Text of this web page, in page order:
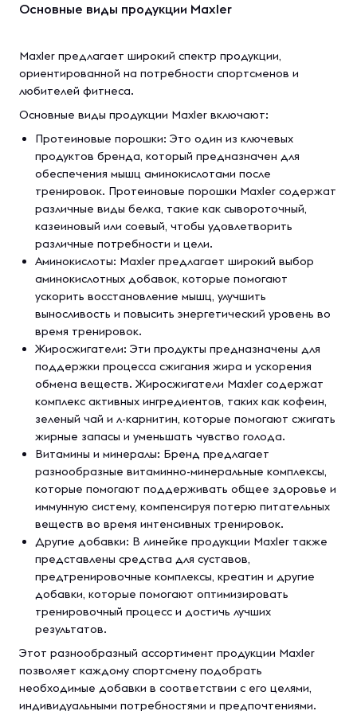
Основные виды продукции Maxler
Maxler предлагает широкий спектр продукции,
ориентированной на потребности спортсменов и
любителей фитнеса.
Основные виды продукции Maxler включают:
Протеиновые порошки: Это один из ключевых
продуктов бренда, который предназначен для
обеспечения мышц аминокислотами после
тренировок. Протеиновые порошки Maxler содержат
различные виды белка, такие как сывороточный,
казеиновый или соевый, чтобы удовлетворить
различные потребности и цели.
Аминокислоты: Maxler предлагает широкий выбор
аминокислотных добавок, которые помогают
ускорить восстановление мышц, улучшить
выносливость и повысить энергетический уровень во
время тренировок.
Жиросжигатели: Эти продукты предназначены для
поддержки процесса сжигания жира и ускорения
обмена веществ. Жиросжигатели Maxler содержат
комплекс активных ингредиентов, таких как кофеин,
зеленый чай и л-карнитин, которые помогают сжигать
жирные запасы и уменьшать чувство голода.
Витамины и минералы: Бренд предлагает
разнообразные витаминно-минеральные комплексы,
которые помогают поддерживать общее здоровье и
иммунную систему, компенсируя потерю питательных
веществ во время интенсивных тренировок.
Другие добавки: В линейке продукции Maxler также
представлены средства для суставов,
предтренировочные комплексы, креатин и другие
добавки, которые помогают оптимизировать
тренировочный процесс и достичь лучших
результатов.
Этот разнообразный ассортимент продукции Maxler
позволяет каждому спортсмену подобрать
необходимые добавки в соответствии с его целями,
индивидуальными потребностями и предпочтениями.